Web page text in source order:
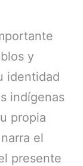
y
identidad
indígenas
propia
el
presente